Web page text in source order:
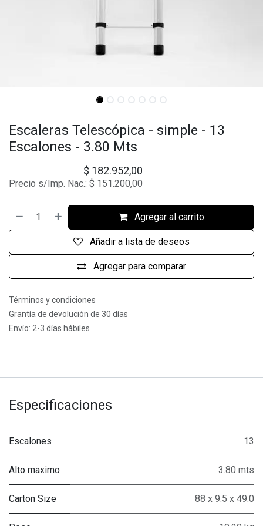
Escaleras Telescópica - simple - 13
Escalones - 3.80 Mts
$ 182.952,00
Precio s/Imp. Nac.: $ 151.200,00
Agregar al carrito
Agregar para comparar
Añadir a lista de deseos
Términos y condiciones
Grantía de devolución de 30 días
Envío: 2-3 días hábiles
Especificaciones
Escalones 13
Alto maximo 3.80 mts
Carton Size 88 x 9.5 x 49.0